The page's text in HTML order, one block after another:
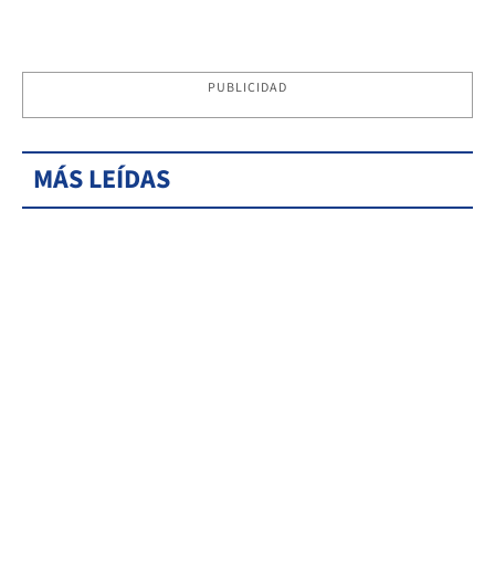
PUBLICIDAD
MÁS LEÍDAS